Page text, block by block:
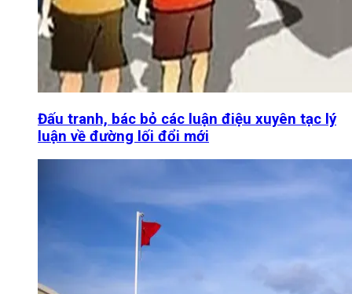
Đấu tranh, bác bỏ các luận điệu xuyên tạc lý
luận về đường lối đổi mới